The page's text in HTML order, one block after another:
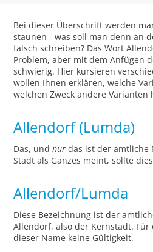
Bei dieser Überschrift werden
staunen - was soll man denn an
falsch schreiben? Das Wort
Problem, aber mit dem Anfügen
schwierig. Hier kursieren
wollen Ihnen erklären, welche
welchen Zweck andere Varianten
Allendorf (Lumda)
Das, undnur das ist der amtliche
Stadt als Ganzes meint, sollte
Allendorf/Lumda
Diese Bezeichnung ist der
Allendorf, also der Kernstadt. Für
dieser Name keine Gültigkeit.